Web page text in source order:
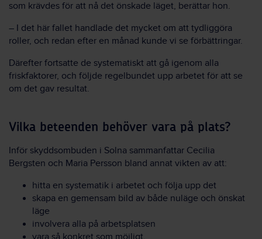
som krävdes för att nå det önskade läget, berättar hon.
– I det här fallet handlade det mycket om att tydliggöra
roller, och redan efter en månad kunde vi se förbättringar.
Därefter fortsatte de systematiskt att gå igenom alla
friskfaktorer, och följde regelbundet upp arbetet för att se
om det gav resultat.
Vilka beteenden behöver vara på plats?
Inför skyddsombuden i Solna sammanfattar Cecilia
Bergsten och Maria Persson bland annat vikten av att:
hitta en systematik i arbetet och följa upp det
skapa en gemensam bild av både nuläge och önskat
läge
involvera alla på arbetsplatsen